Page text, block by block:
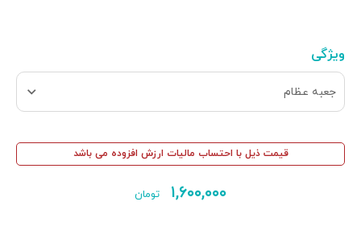
ویژگی
جعبه عظام
قیمت ذیل با احتساب مالیات ارزش افزوده می باشد
۱,۶۰۰,۰۰۰ تومان